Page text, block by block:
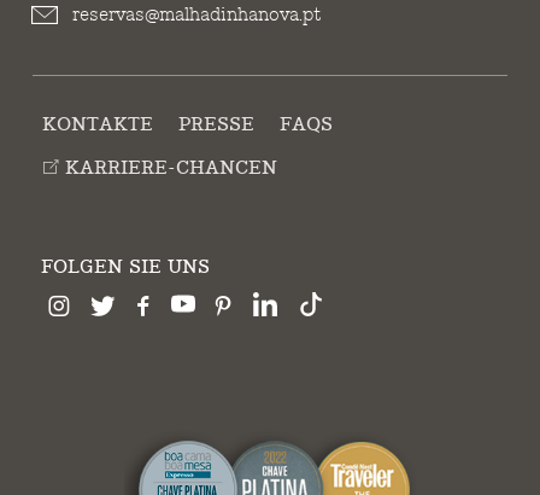
reservas@malhadinhanova.pt
KONTAKTE PRESSE
FAQS
KARRIERE-CHANCEN
FOLGEN SIE UNS